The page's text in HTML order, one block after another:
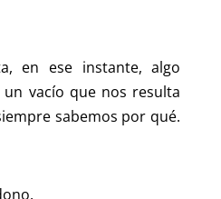
en ese instante, algo
vacío que nos resulta
sabemos por qué.